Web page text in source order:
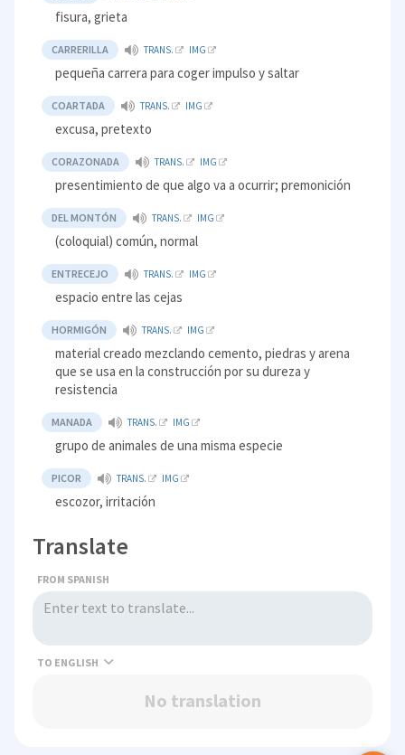
fisura, grieta
CARRERILLA TRANS. IMG
pequeña carrera para coger impulso y saltar
COARTADA TRANS. IMG
excusa, pretexto
CORAZONADA TRANS. IMG
presentimiento de que algo va a ocurrir; premonición
DEL MONTÓN TRANS. IMG
(coloquial) común, normal
ENTRECEJO TRANS. IMG
espacio entre las cejas
HORMIGÓN TRANS. IMG
material creado mezclando cemento, piedras y arena
que se usa en la construcción por su dureza y
resistencia
MANADA TRANS. IMG
grupo de animales de una misma especie
PICOR TRANS. IMG
escozor, irritación
Translate
FROM SPANISH
TO
No translation